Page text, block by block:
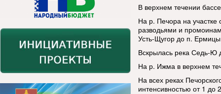
В верхнем течении
На р. Печора на участке
разводьями и
Усть-Щугор до п.
Вскрылась река Седь-Ю
На р. Ижма в верхнем
На всех реках
интенсивностью от 1 до